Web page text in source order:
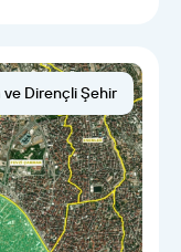
Dirençli Şehir